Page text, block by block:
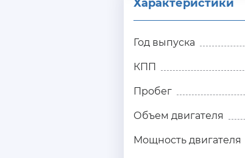
Характеристики
Год выпуска
КПП
Пробег
Объем двигателя
Мощность двигателя